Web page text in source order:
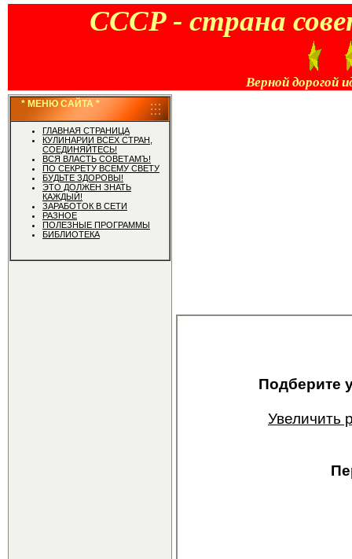
CCCP - страна
Верной дорогой
* МЕНЮ САЙТА *
ГЛАВНАЯ СТРАНИЦА
КУЛИНАРИИ ВСЕХ СТРАН,
СОЕДИНЯЙТЕСЬ!
ВСЯ ВЛАСТЬ СОВЕТАМЪ!
ПО СЕКРЕТУ ВСЕМУ СВЕТУ
БУДЬТЕ ЗДОРОВЫ!
ЭТО ДОЛЖЕН ЗНАТЬ
КАЖДЫЙ!
ЗАРАБОТОК В СЕТИ
РАЗНОЕ
ПОЛЕЗНЫЕ ПРОГРАММЫ
БИБЛИОТЕКА
Подберите
Увеличить